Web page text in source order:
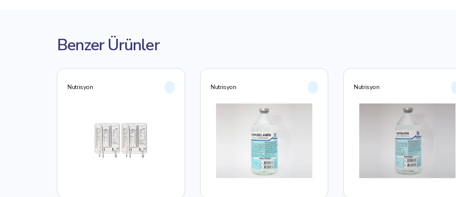
Benzer Ürünler
Nutrisyon Nutrisyon Nutrisyon